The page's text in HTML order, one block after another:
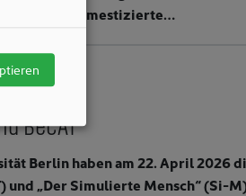
von domestizierte…
BeCAT
Berlin haben am 22. April 2026
und „Der Simulierte Mensch“ (Si-